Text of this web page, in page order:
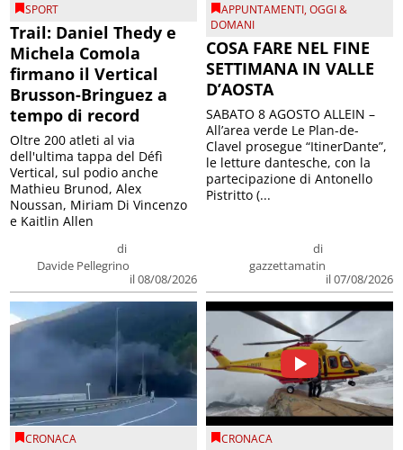
SPORT
Trail: Daniel Thedy e
Michela Comola
firmano il Vertical
Brusson-Bringuez a
tempo di record
di
Davide Pellegrino
il 08/08/2026
Oltre 200 atleti al via
dell'ultima tappa del Défì
Vertical, sul podio anche
Mathieu Brunod, Alex
Noussan, Miriam Di Vincenzo
e Kaitlin Allen
APPUNTAMENTI,OGGI &
DOMANI
COSA FARE NEL FINE
SETTIMANA IN VALLE
D’AOSTA
di
gazzettamatin
il 07/08/2026
SABATO 8 AGOSTO ALLEIN –
All’area verde Le Plan-de-
Clavel prosegue “ItinerDante”,
le letture dantesche, con la
partecipazione di Antonello
Pistritto (...
CRONACA CRONACA